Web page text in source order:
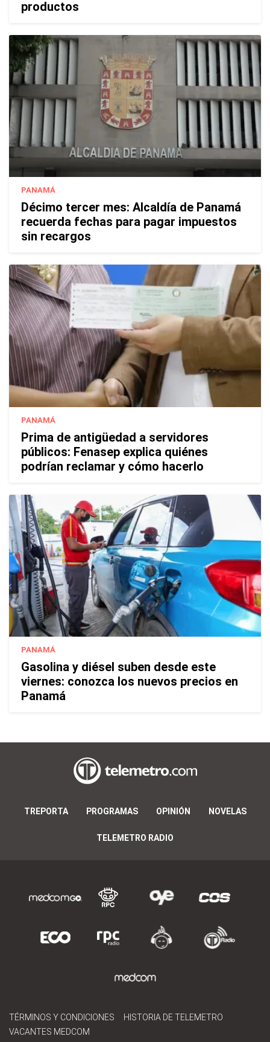
productos
PANAMÁ
Décimo tercer mes: Alcaldía de Panamá
recuerda fechas para pagar impuestos
sin recargos
PANAMÁ
Prima de antigüedad a servidores
públicos: Fenasep explica quiénes
podrían reclamar y cómo hacerlo
PANAMÁ
Gasolina y diésel suben desde este
viernes: conozca los nuevos precios en
Panamá
TREPORTA PROGRAMAS OPINIÓN NOVELAS
TELEMETRO RADIO
TÉRMINOS Y CONDICIONES
HISTORIA DE TELEMETRO
VACANTES MEDCOM